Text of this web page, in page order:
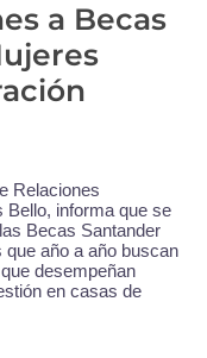
a Becas
Relaciones
Bello, informa que se
Becas Santander
año a año buscan
desempeñan
en casas de